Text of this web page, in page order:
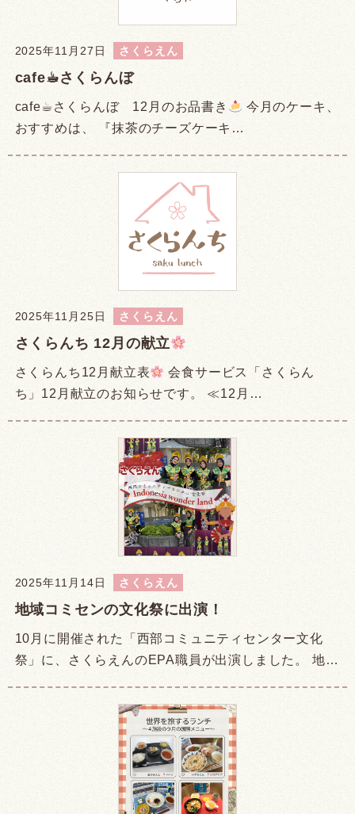
2025年11月27日 さくらえん
cafe☕︎さくらんぼ
cafe☕︎さくらんぼ 12月のお品書き
今月のケーキ、
おすすめは、 『抹茶のチーズケーキ…
2025年11月25日 さくらえん
さくらんち 12月の献立
さくらんち12月献立表
会食サービス「さくらん
ち」12月献立のお知らせです。 ≪12月…
2025年11月14日 さくらえん
地域コミセンの文化祭に出演！
10月に開催された「西部コミュニティセンター文化
祭」に、さくらえんのEPA職員が出演しました。 地…